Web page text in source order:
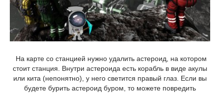
На карте со станцией нужно удалить астероид, на котором
стоит станция. Внутри астероида есть корабль в виде акулы
или кита (непонятно), у него светится правый глаз. Если вы
будете бурить астероид буром, то можете повредить